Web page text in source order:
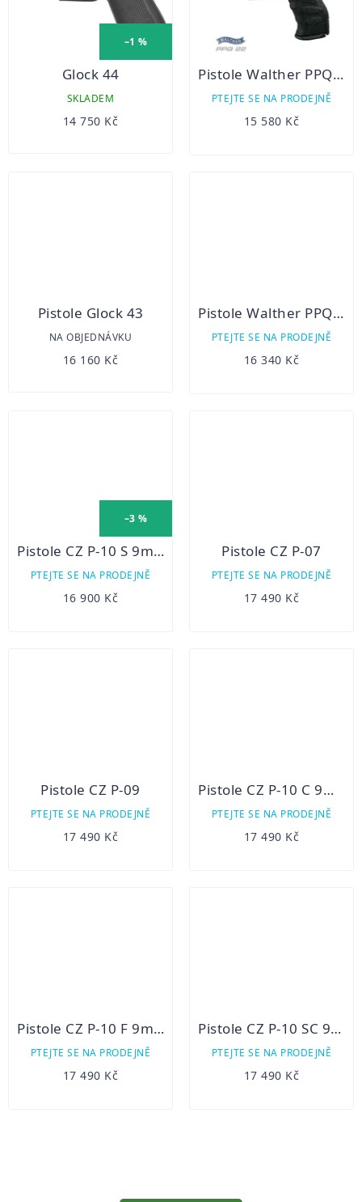
–1 %
Glock 44
SKLADEM
14 750 Kč
Pistole Walther PPQ M2 4" 22 LR
PTEJTE SE NA PRODEJNĚ
15 580 Kč
Pistole Glock 43
NA OBJEDNÁVKU
16 160 Kč
Pistole Walther PPQ M2 TACTICAL 4,6" 22 LR
PTEJTE SE NA PRODEJNĚ
16 340 Kč
–3 %
Pistole CZ P-10 S 9mm Luger
PTEJTE SE NA PRODEJNĚ
16 900 Kč
Pistole CZ P-07
PTEJTE SE NA PRODEJNĚ
17 490 Kč
Pistole CZ P-09
PTEJTE SE NA PRODEJNĚ
17 490 Kč
Pistole CZ P-10 C 9mm Luger
PTEJTE SE NA PRODEJNĚ
17 490 Kč
Pistole CZ P-10 F 9mm Luger
PTEJTE SE NA PRODEJNĚ
17 490 Kč
Pistole CZ P-10 SC 9mm Luger
PTEJTE SE NA PRODEJNĚ
17 490 Kč